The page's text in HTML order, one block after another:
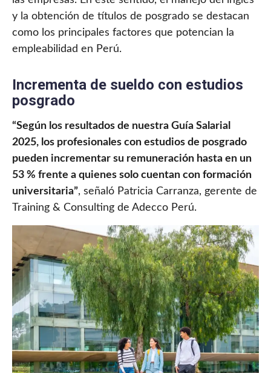
y la obtención de títulos de posgrado se destacan
como los principales factores que potencian la
empleabilidad en Perú.
Incrementa de sueldo con estudios
posgrado
“Según los resultados de nuestra Guía Salarial
2025, los profesionales con estudios de posgrado
pueden incrementar su remuneración hasta en un
53 % frente a quienes solo cuentan con formación
universitaria”, señaló Patricia Carranza, gerente de
Training & Consulting de Adecco Perú.